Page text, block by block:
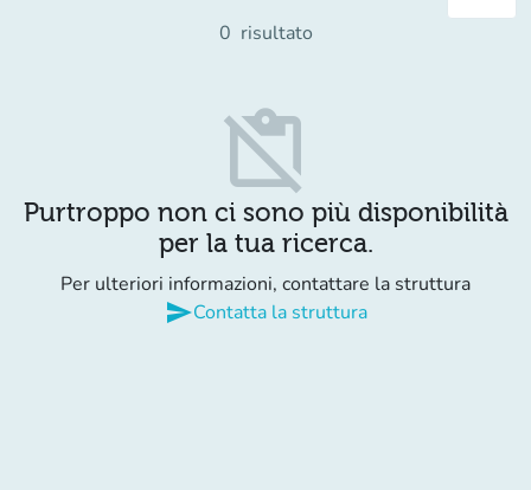
0 risultato
content_paste_off
Purtroppo non ci sono più disponibilità
per la tua ricerca.
Per ulteriori informazioni, contattare la struttura
sendContatta la struttura